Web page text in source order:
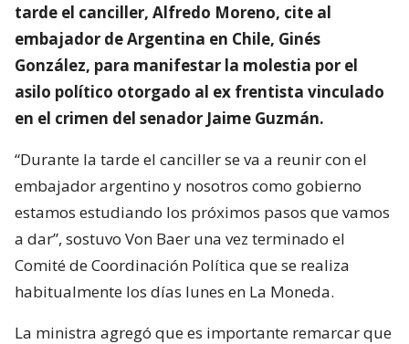
tarde el canciller, Alfredo Moreno, cite al
embajador de Argentina en Chile, Ginés
González, para manifestar la molestia por el
asilo político otorgado al ex frentista vinculado
en el crimen del senador Jaime Guzmán.
“Durante la tarde el canciller se va a reunir con el
embajador argentino y nosotros como gobierno
estamos estudiando los próximos pasos que vamos
a dar”, sostuvo Von Baer una vez terminado el
Comité de Coordinación Política que se realiza
habitualmente los días lunes en La Moneda.
La ministra agregó que es importante remarcar que